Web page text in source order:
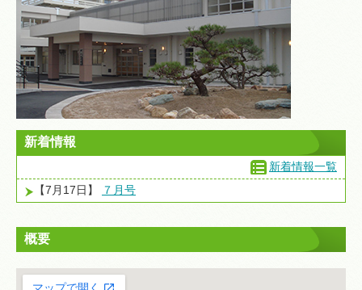
新着情報
新着情報一覧
【7月17日】
７月号
概要